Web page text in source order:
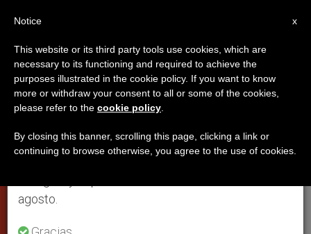
El diálogo puede superar los
problemas entre católicos y
ortodoxos; asegura el Papa
Hace un balance de la visita del
×
Aviso importante
Del 27 de julio al 7 de agosto haremos la pausa
anual, aprovechando que en el periodo de verano
se generan menos informaciones y también el
agosto.
x
Notice
This website or its third party tools use cookies, which are
necessary to its functioning and required to achieve the
purposes illustrated in the cookie policy. If you want to know
more or withdraw your consent to all or some of the cookies,
please refer to the cookie policy
By closing this banner, scrolling this page, clicking a link or
continuing to browse otherwise, you agree to the use of cookies.